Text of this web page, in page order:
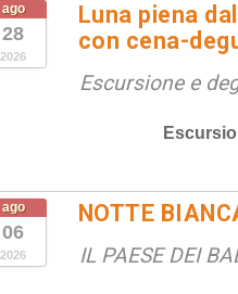
ago
28
2026
Luna piena
con cena-
Escursione e
ago
06
2026
NOTTE
IL PAESE DEI